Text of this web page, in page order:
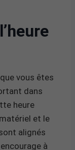
vous êtes
dans
heure
et le
alignés
à